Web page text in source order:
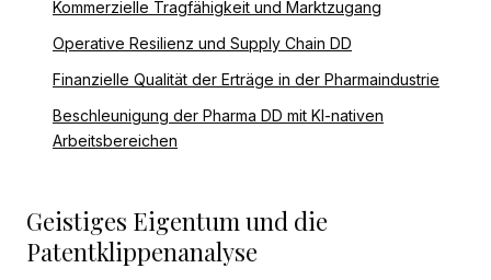
Kommerzielle Tragfähigkeit und Marktzugang
Operative Resilienz und Supply Chain DD
Finanzielle Qualität der Erträge in der Pharmaindustrie
Beschleunigung der Pharma DD mit KI-nativen
Arbeitsbereichen
Geistiges Eigentum und die
Patentklippenanalyse